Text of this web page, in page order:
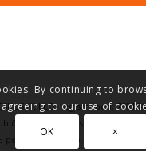
KULLO, registrikood:
õppetöö aadressitel: Vilde 69,
post kullo(ät)kullo.ee
By continuing to
agreeing to our use of
OK
×